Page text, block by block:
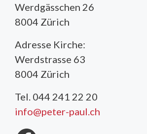
Werdgässchen 26
8004 Zürich
Adresse Kirche:
Werdstrasse 63
8004 Zürich
Tel. 044 241 22 20
info@peter-paul.ch